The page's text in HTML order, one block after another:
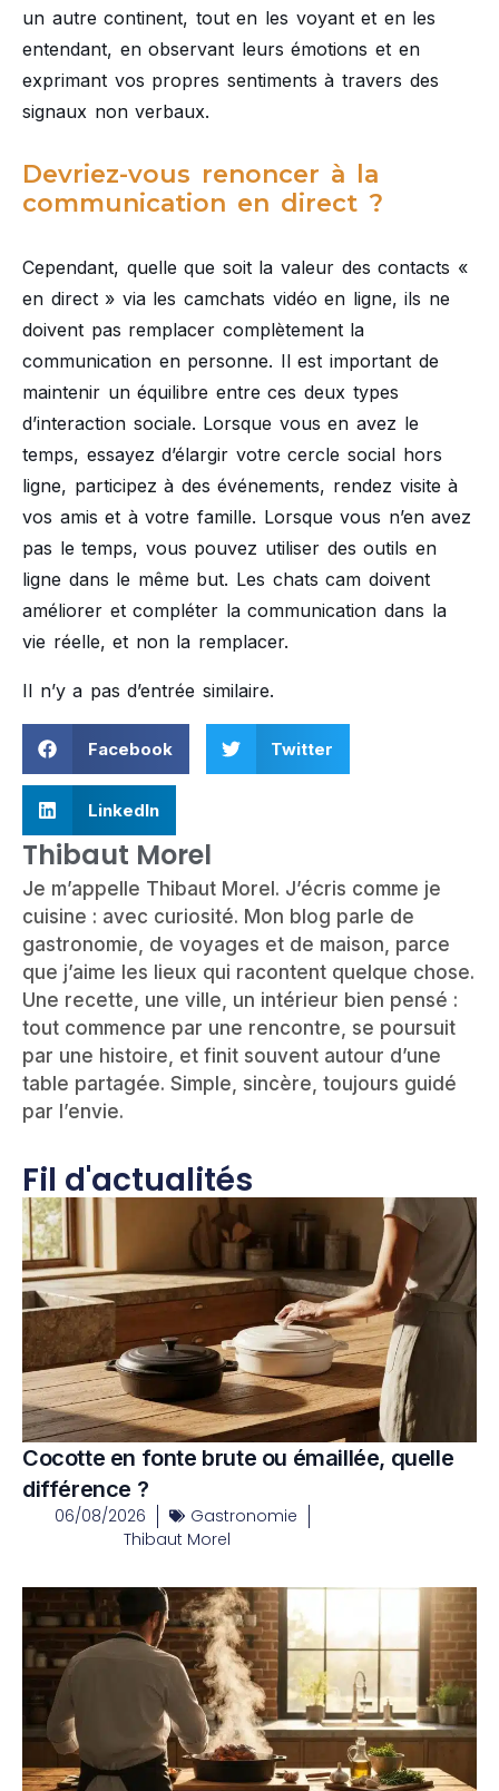
un autre continent, tout en les voyant et en les
entendant, en observant leurs émotions et en
exprimant vos propres sentiments à travers des
signaux non verbaux.
Devriez-vous renoncer à la
communication en direct ?
Cependant, quelle que soit la valeur des contacts «
en direct » via les camchats vidéo en ligne, ils ne
doivent pas remplacer complètement la
communication en personne. Il est important de
maintenir un équilibre entre ces deux types
d’interaction sociale. Lorsque vous en avez le
temps, essayez d’élargir votre cercle social hors
ligne, participez à des événements, rendez visite à
vos amis et à votre famille. Lorsque vous n’en avez
pas le temps, vous pouvez utiliser des outils en
ligne dans le même but. Les chats cam doivent
améliorer et compléter la communication dans la
vie réelle, et non la remplacer.
Il n’y a pas d’entrée similaire.
Facebook Twitter
LinkedIn
Thibaut Morel
Je m’appelle Thibaut Morel. J’écris comme je
cuisine : avec curiosité. Mon blog parle de
gastronomie, de voyages et de maison, parce
que j’aime les lieux qui racontent quelque chose.
Une recette, une ville, un intérieur bien pensé :
tout commence par une rencontre, se poursuit
par une histoire, et finit souvent autour d’une
table partagée. Simple, sincère, toujours guidé
par l’envie.
Fil d'actualités
Cocotte en fonte brute ou émaillée, quelle
différence ?
06/08/2026
Gastronomie
Thibaut Morel